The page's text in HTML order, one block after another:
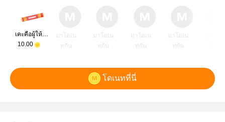
เคะคือผู้ให้ที่ยิ่งใหญ่ รักเคะ
10.00
มาโดเน
ทกัน
มาโดเน
ทกัน
มาโดเน
ทกัน
มาโดเน
ทกัน
โดเนทที่นี่